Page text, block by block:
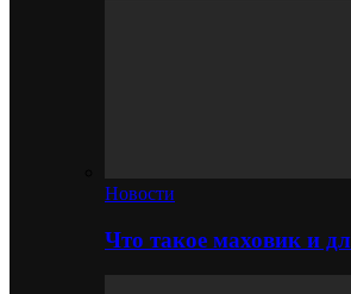
Новости
Что такое маховик и